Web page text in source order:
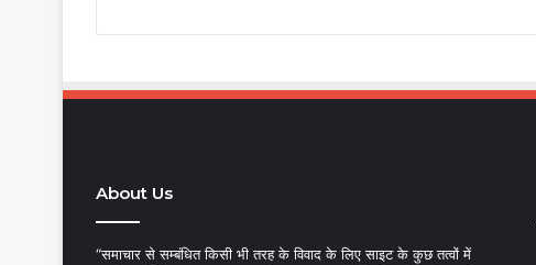
About Us
“समाचार से सम्बंधित किसी भी तरह के विवाद के लिए साइट के कुछ तत्वों में